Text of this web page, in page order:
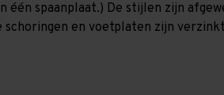
één spaanplaat.) De stijlen zijn
en voetplaten zijn